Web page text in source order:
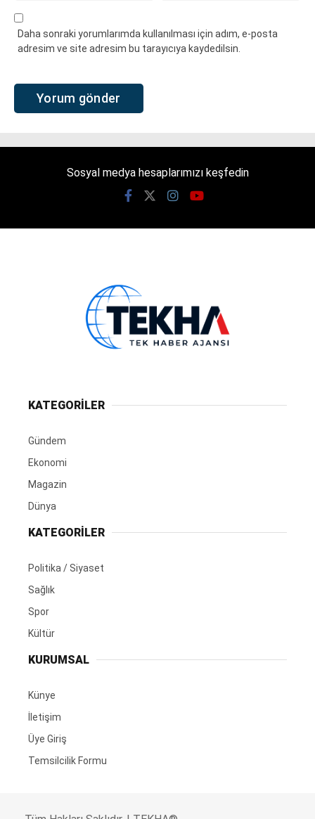
Daha sonraki yorumlarımda kullanılması için adım, e-posta
adresim ve site adresim bu tarayıcıya kaydedilsin.
Sosyal medya hesaplarımızı keşfedin
KATEGORİLER
Gündem
Ekonomi
Magazin
Dünya
KATEGORİLER
Politika / Siyaset
Sağlık
Spor
Kültür
KURUMSAL
Künye
İletişim
Üye Giriş
Temsilcilik Formu